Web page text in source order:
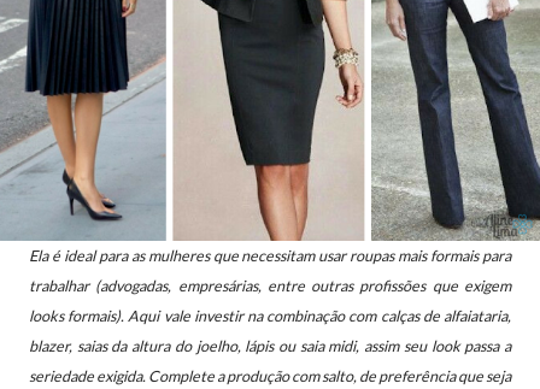
Ela é ideal para as mulheres que necessitam usar roupas mais formais para
trabalhar (advogadas, empresárias, entre outras profissões que exigem
looks formais). Aqui vale investir na combinação com calças de alfaiataria,
blazer, saias da altura do joelho, lápis ou saia midi, assim seu look passa a
seriedade exigida. Complete a produção com salto, de preferência que seja